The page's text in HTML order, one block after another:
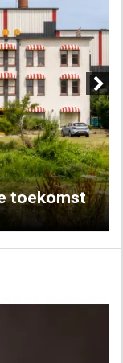
toekomst
Next